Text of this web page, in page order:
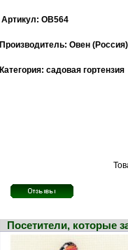
Артикул: ОВ564
Производитель: Овен (Россия)
Категория: садовая гортензия
Посетители, которые